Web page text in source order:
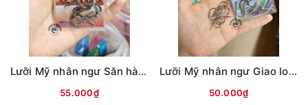
Lưỡi Mỹ nhân ngư Săn hàng (ĐEN)
55.000₫
Lưỡi Mỹ nhân ngư Giao long có ngạnh (Trắng)
50.000₫